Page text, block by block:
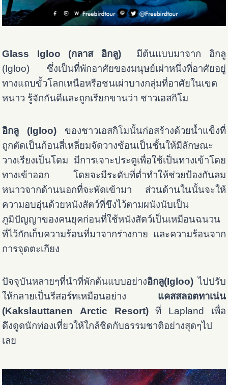
Glass Igloo (กลาส อิกลู)
มีต้นแบบมาจาก อิกลู
(Igloo) ซึ่งเป็นที่พักอาศัยของมนุษย์เผ่าหนึ่งที่อาศัยอยู่
ทางแถบขั้วโลกเหนือหรือชนเผ่าบางกลุ่มที่อาศัยในเขต
หนาว รู้จักกันดีและถูกเรียกขานว่า ชาวเอสกิโม
อิกลู (Igloo) ของชาวเอสกิโมนั้นก่อสร้างด้วยน้ำแข็งที่
ถูกตัดเป็นก้อนสี่เหลี่ยมจัดวางซ้อนเป็นชั้นให้มีลักษณะ
วางเรียงเป็นโดม มีการเจาะประตูเพื่อใช้เป็นทางเข้าโดย
ทางเข้าออก โดยจะมีระดับที่ต่ำทำให้ช่วยป้องกันลม
หนาวจากด้านนอกที่จะพัดเข้ามา ส่วนด้านในนั้นจะให้
ความอบอุ่นด้วยหนังสัตว์ที่ขึงไว้ตามผนังนับเป็น
ภูมิปัญญาของคนยุคก่อนที่ใช้หนังสัตว์เป็นเหมือนฉนวน
ที่ไว้กักเก็บความร้อนที่มาจากร่างกาย และความร้อนจาก
การจุดตะเกียง
ปัจจุบันหลายๆที่นำที่พักต้นแบบอย่างอิกลู(Igloo)ไปปรับ
ให้กลายเป็นรีสอร์ทเหมือนอย่าง แคสสลอตทาเน่น
(Kakslauttanen Arctic Resort)ที่ Lapland เพื่อ
ดึงดูดนักท่องเที่ยวให้ใกล้ชิดกับธรรมชาติอย่างสุดๆไป
เลย